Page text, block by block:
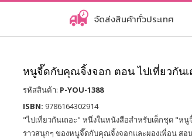
จัดส่งสินค้าทั่วประเทศ
หนูจี๊ดกับคุณจิ้งจอก ตอน ไปเที่ยวกันเ
รหัสสินค้า: P-YOU-1388
ISBN: 9786164302914
"ไปเที่ยวกันเถอะ" หนึ่งในหนังสือสำหรับเด็กชุด "ห
ราวสนุกๆ ของหนูจี๊ดกับคุณจิ้งจอกและผองเพื่อน สอ